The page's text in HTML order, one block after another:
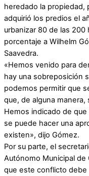
heredado la propiedad,
adquirió los predios el
urbanizar 80 de las
porcentaje a Wilhelm
Saavedra.
«Hemos venido para
hay una sobreposición
podemos permitir que
que, de alguna manera,
Hemos indicado de
se puede hacer una
existen», dijo Gómez.
Por su parte, el
Autónomo Municipal de
que este conflicto debe